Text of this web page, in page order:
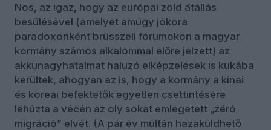
Nos, az igaz, hogy az európai zöld átállás
besülésével (amelyet amúgy jókora
paradoxonként brüsszeli fórumokon a magyar
kormány számos alkalommal előre jelzett) az
akkunagyhatalmat haluzó elképzelések is kukába
kerültek, ahogyan az is, hogy a kormány a kínai
és koreai befektetők egyetlen csettintésére
lehúzta a vécén az oly sokat emlegetett „zéró
migráció” elvét. (A pár év múltán hazaküldhető